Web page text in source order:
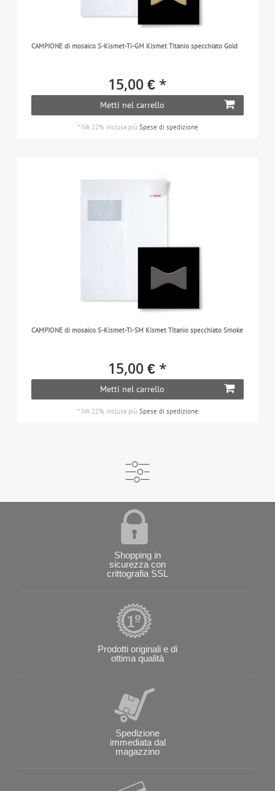
CAMPIONE di mosaico S-Kismet-Ti-GM Kismet Titanio specchiato Gold
15,00 € *
Metti nel carrello
* IVA 22% inclusapiù Spese di spedizione
CAMPIONE di mosaico S-Kismet-Ti-SM Kismet Titanio specchiato Smoke
15,00 € *
Metti nel carrello
* IVA 22% inclusapiù Spese di spedizione
Shopping in
sicurezza con
crittografia SSL
Prodotti originali e di
ottima qualità
Spedizione
immediata dal
magazzino